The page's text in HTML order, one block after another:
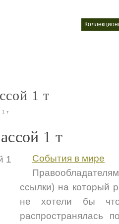
1 т
1 т
1 т
События в мире
ссылки) на который
не хотели бы
распространялась